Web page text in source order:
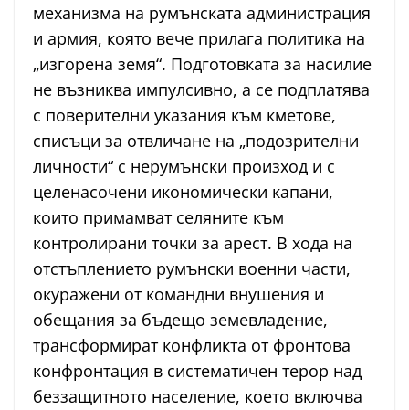
механизма на румънската администрация
и армия, която вече прилага политика на
„изгорена земя“. Подготовката за насилие
не възниква импулсивно, а се подплатява
с поверителни указания към кметове,
списъци за отвличане на „подозрителни
личности“ с нерумънски произход и с
целенасочени икономически капани,
които примамват селяните към
контролирани точки за арест. В хода на
отстъплението румънски военни части,
окуражени от командни внушения и
обещания за бъдещо земевладение,
трансформират конфликта от фронтова
конфронтация в систематичен терор над
беззащитното население, което включва